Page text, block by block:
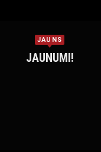
JAUNS
JAUNUMI!